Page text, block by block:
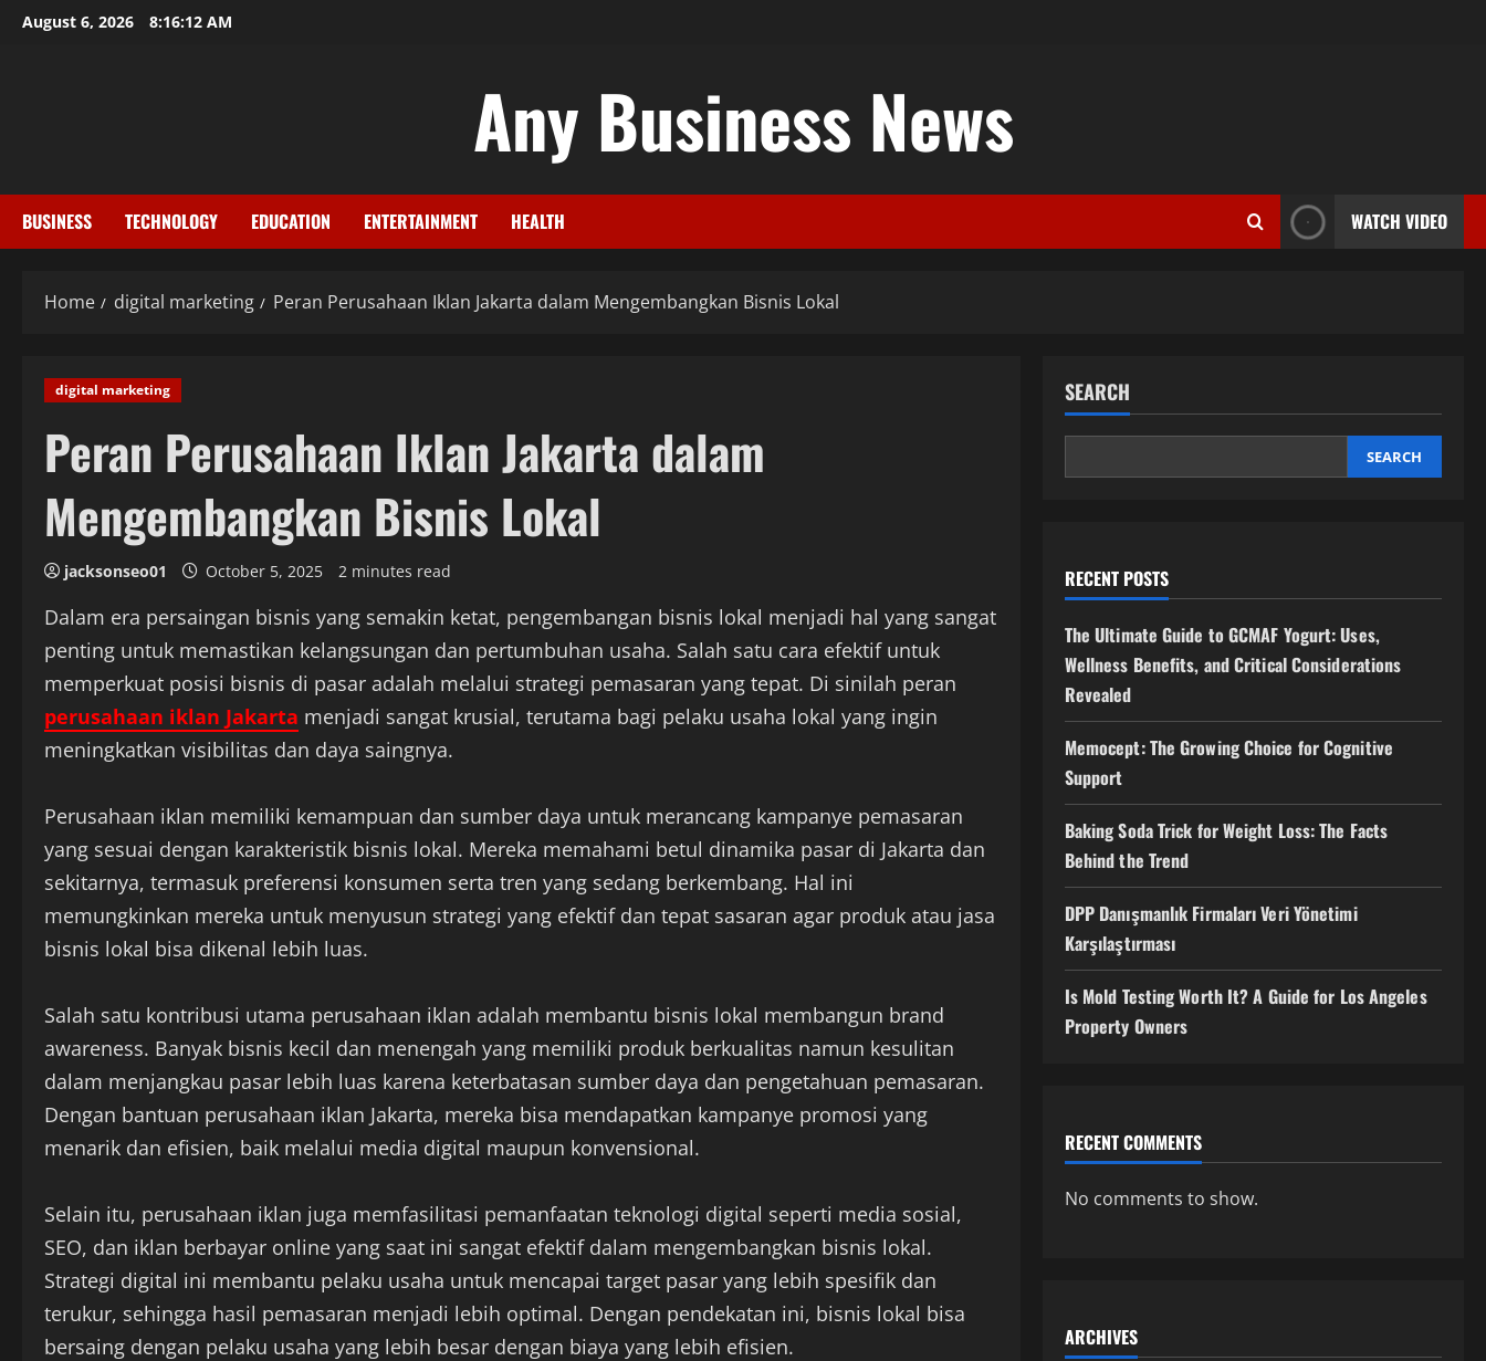
SkipAugust 6, 2026 8:16:13 AM
Any Business News
BUSINESS TECHNOLOGY EDUCATION ENTERTAINMENT HEALTH WATCH VIDEO
Home digital marketing Peran Perusahaan Iklan Jakarta dalam Mengembangkan Bisnis Lokal
digital marketing
Peran Perusahaan Iklan Jakarta dalam
Mengembangkan Bisnis Lokal
jacksonseo01 October 5, 2025 2 minutes read
Dalam era persaingan bisnis yang semakin ketat, pengembangan bisnis lokal menjadi hal yang sangat
penting untuk memastikan kelangsungan dan pertumbuhan usaha. Salah satu cara efektif untuk
memperkuat posisi bisnis di pasar adalah melalui strategi pemasaran yang tepat. Di sinilah peran
perusahaan iklan Jakarta menjadi sangat krusial, terutama bagi pelaku usaha lokal yang ingin
meningkatkan visibilitas dan daya saingnya.
Perusahaan iklan memiliki kemampuan dan sumber daya untuk merancang kampanye pemasaran
yang sesuai dengan karakteristik bisnis lokal. Mereka memahami betul dinamika pasar di Jakarta dan
sekitarnya, termasuk preferensi konsumen serta tren yang sedang berkembang. Hal ini
memungkinkan mereka untuk menyusun strategi yang efektif dan tepat sasaran agar produk atau jasa
bisnis lokal bisa dikenal lebih luas.
Salah satu kontribusi utama perusahaan iklan adalah membantu bisnis lokal membangun brand
awareness. Banyak bisnis kecil dan menengah yang memiliki produk berkualitas namun kesulitan
dalam menjangkau pasar lebih luas karena keterbatasan sumber daya dan pengetahuan pemasaran.
Dengan bantuan perusahaan iklan Jakarta, mereka bisa mendapatkan kampanye promosi yang
menarik dan efisien, baik melalui media digital maupun konvensional.
Selain itu, perusahaan iklan juga memfasilitasi pemanfaatan teknologi digital seperti media sosial,
SEO, dan iklan berbayar online yang saat ini sangat efektif dalam mengembangkan bisnis lokal.
Strategi digital ini membantu pelaku usaha untuk mencapai target pasar yang lebih spesifik dan
terukur, sehingga hasil pemasaran menjadi lebih optimal. Dengan pendekatan ini, bisnis lokal bisa
bersaing dengan pelaku usaha yang lebih besar dengan biaya yang lebih efisien.
SEARCH
SEARCH
RECENT POSTS
The Ultimate Guide to GCMAF Yogurt: Uses,
Wellness Benefits, and Critical Considerations
Revealed
Memocept: The Growing Choice for Cognitive
Support
Baking Soda Trick for Weight Loss: The Facts
Behind the Trend
DPP Danışmanlık Firmaları Veri Yönetimi
Karşılaştırması
Is Mold Testing Worth It? A Guide for Los Angeles
Property Owners
RECENT COMMENTS
No comments to show.
ARCHIVES